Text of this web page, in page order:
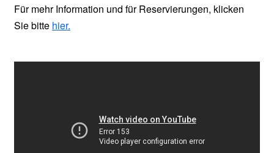
Für mehr Information und für Reservierungen, klicken
Sie bitte hier.